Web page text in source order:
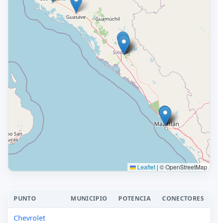
Leaflet | © OpenStreetMap
PUNTO MUNICIPIO POTENCIA CONECTORES
Chevrolet